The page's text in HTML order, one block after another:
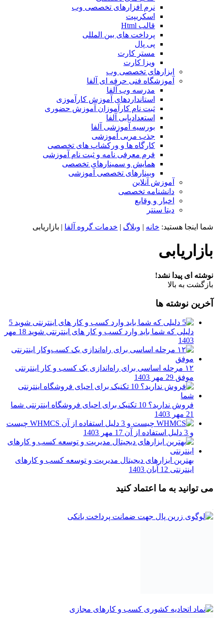
نرم افزارهای تخصصی وب
اسکریپت
قالب Html
پرداخت های بین المللی
پی پال
مستر کارت
ویزا کارت
ابزارهای تخصصی وب
آموزشگاه فنی حرفه ای آلفا
مدرسه وب آلفا
استانداردهای آموزش کارآموزی
ثبت نام کارآموزان آموزش حضوری
استعدادیابی آلفا
بورسیه آموزشی آلفا
جذب مربی آموزشی
کارگاه ها و ورکشاپ های تخصصی
فرم معرفی نامه و ثبت نام آموزشی
همایش و سمینارهای تخصصی
وبینارهای تخصصی آموزشی
آموزش آنلاین
دانشنامه تخصصی
اخبار و وقایع
دیتا سنتر
شما اینجا هستید: خانه | وبلاگ | خدمات گروه آلفا | بازاریابی
بازاریابی
نوشته ای پیدا نشد!
بازگشت به بالا
آخرین نوشته ها
5
دلیلی که شما باید وارد کسب و کار های اینترنتی شوید
18 مهر
1403
۱۲ مرحله اساسی برای راه‌اندازی یک کسب و کار اینترنتی
موفق 29 مهر 1403
فروش ندارید؟ 10 تکنیک برای احیای فروشگاه اینترنتی شما
21 مهر 1403
WHMCS چیست
و 3 دلیل استفاده از آن
17 مهر 1403
بهترین ابزارهای دیجیتال مدیریت و توسعه کسب و کارهای
اینترنتی 12 آبان 1403
می توانید به ما اعتماد کنید